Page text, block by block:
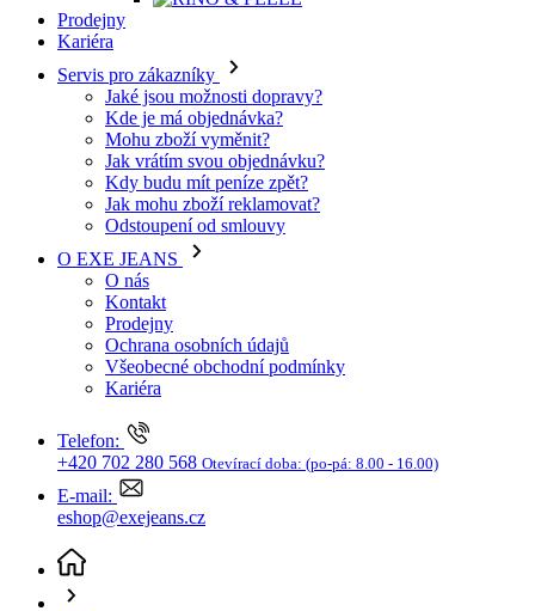
Servis pro zákazníky
Jaké jsou možnosti dopravy?
Kde je má objednávka?
Mohu zboží vyměnit?
Jak vrátím svou objednávku?
Kdy budu mít peníze zpět?
Jak mohu zboží reklamovat?
Odstoupení od smlouvy
O EXE JEANS
O nás
Kontakt
Prodejny
Ochrana osobních údajů
Všeobecné obchodní podmínky
Kariéra
Telefon:
+420 702 280 568
E-mail:
eshop@exejeans.cz
Pro ženy